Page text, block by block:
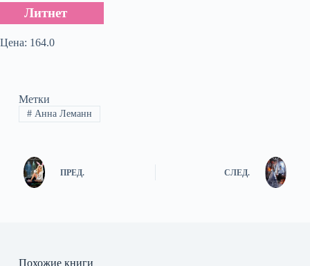
Литнет
Цена: 164.0
Метки
#Анна Леманн
ПРЕД. СЛЕД.
Похожие книги